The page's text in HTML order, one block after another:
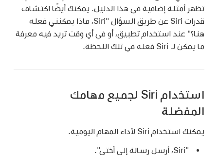
تظهر أمثلة إضافية في هذا الدليل. يمكنك أيضًا اكتشاف
قدرات Siri عن طريق السؤال
"Siri، ماذا يمكنني فعله
هنا؟" عند استخدام تطبيق، أو في أي وقت تريد فيه معرفة
ما يمكن لـ Siri فعله في تلك اللحظة.
استخدام Siri لجميع مهامك
المفضلة
يمكنك استخدام Siri لأداء المهام اليومية.
"Siri، أرسل رسالة إلى أختي".